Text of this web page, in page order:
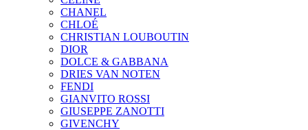
CHANEL
CHLOÉ
CHRISTIAN LOUBOUTIN
DIOR
DOLCE & GABBANA
DRIES VAN NOTEN
FENDI
GIANVITO ROSSI
GIUSEPPE ZANOTTI
GIVENCHY